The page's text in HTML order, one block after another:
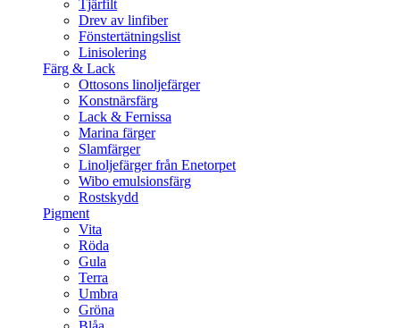
Tjärfilt
Drev av linfiber
Fönstertätningslist
Linisolering
Färg & Lack
Ottosons linoljefärger
Konstnärsfärg
Lack & Fernissa
Marina färger
Slamfärger
Linoljefärger från Enetorpet
Wibo emulsionsfärg
Rostskydd
Pigment
Vita
Röda
Gula
Terra
Umbra
Gröna